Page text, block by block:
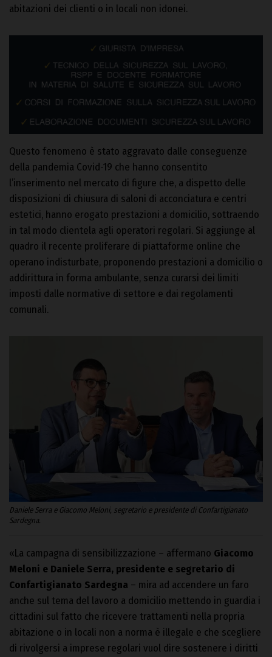
abitazioni dei clienti o in locali non idonei.
Questo fenomeno è stato aggravato dalle conseguenze
della pandemia Covid-19 che hanno consentito
l’inserimento nel mercato di figure che, a dispetto delle
disposizioni di chiusura di saloni di acconciatura e centri
estetici, hanno erogato prestazioni a domicilio, sottraendo
in tal modo clientela agli operatori regolari. Si aggiunge al
quadro il recente proliferare di piattaforme online che
operano indisturbate, proponendo prestazioni a domicilio o
addirittura in forma ambulante, senza curarsi dei limiti
imposti dalle normative di settore e dai regolamenti
comunali.
Daniele Serra e Giacomo Meloni, segretario e presidente di Confartigianato
Sardegna.
«La campagna di sensibilizzazione – affermano Giacomo
Meloni e Daniele Serra, presidente e segretario di
Confartigianato Sardegna – mira ad accendere un faro
anche sul tema del lavoro a domicilio mettendo in guardia i
cittadini sul fatto che ricevere trattamenti nella propria
abitazione o in locali non a norma è illegale e che scegliere
di rivolgersi a imprese regolari vuol dire sostenere i diritti